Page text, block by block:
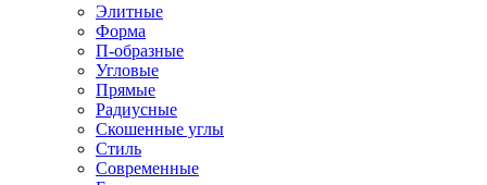
Элитные
Форма
П-образные
Угловые
Прямые
Радиусные
Скошенные углы
Стиль
Современные